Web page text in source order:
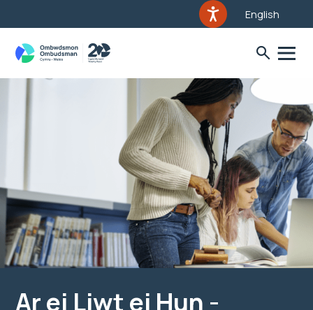
English
Ar ei Liwt ei Hun -